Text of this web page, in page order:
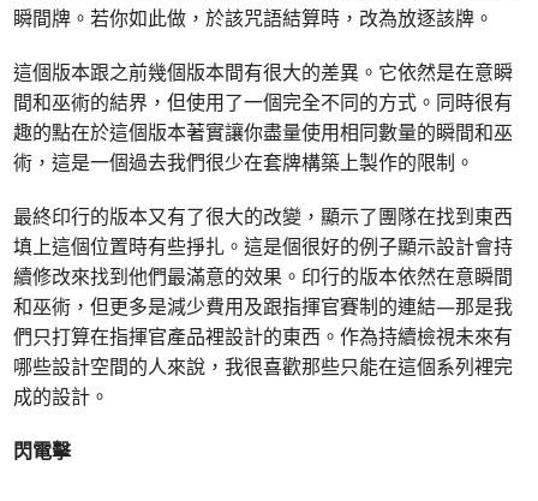
瞬間牌。若你如此做，於該咒語結算時，改為放逐該牌。
這個版本跟之前幾個版本間有很大的差異。它依然是在意瞬
間和巫術的結界，但使用了一個完全不同的方式。同時很有
趣的點在於這個版本著實讓你盡量使用相同數量的瞬間和巫
術，這是一個過去我們很少在套牌構築上製作的限制。
最終印行的版本又有了很大的改變，顯示了團隊在找到東西
填上這個位置時有些掙扎。這是個很好的例子顯示設計會持
續修改來找到他們最滿意的效果。印行的版本依然在意瞬間
和巫術，但更多是減少費用及跟指揮官賽制的連結—那是我
們只打算在指揮官產品裡設計的東西。作為持續檢視未來有
哪些設計空間的人來說，我很喜歡那些只能在這個系列裡完
成的設計。
閃電擊